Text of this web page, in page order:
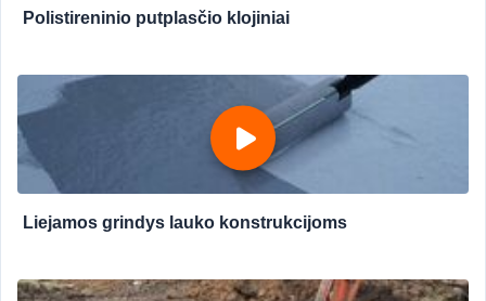
Polistireninio putplasčio klojiniai
Liejamos grindys lauko konstrukcijoms